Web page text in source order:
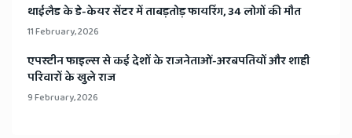
​थाईलैड के डे-केयर सेंटर में ताबड़तोड़ फायरिंग, 34 लोगों की मौत
11 February, 2026
​एपस्टीन फाइल्स से कई देशों के राजनेताओं-अरबपतियों और शाही
परिवारों के खुले राज
9 February, 2026